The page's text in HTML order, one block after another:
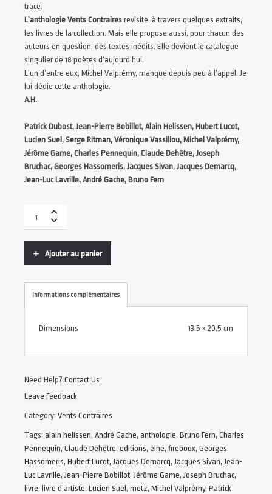
trace.
L’anthologie Vents Contraires revisite, à travers quelques extraits,
les livres de la collection. Mais elle propose aussi, pour chacun des
auteurs en question, des textes inédits. Elle devient le catalogue
singulier de 18 poètes d’aujourd’hui.
L’un d’entre eux, Michel Valprémy, manque depuis peu à l’appel. Je
lui dédie cette anthologie.
A.H.
Patrick Dubost, Jean-Pierre Bobillot, Alain Helissen, Hubert Lucot,
Lucien Suel, Serge Ritman, Véronique Vassiliou, Michel Valprémy,
Jérôme Game, Charles Pennequin, Claude Dehêtre, Joseph
Bruchac, Georges Hassomeris, Jacques Sivan, Jacques Demarcq,
Jean-Luc Lavrille, André Gache, Bruno Fern
Ajouter au panier
Informations complémentaires
Dimensions 13.5 × 20.5 cm
Need Help? Contact Us
Leave Feedback
Category: Vents Contraires
Tags: alain helissen, André Gache, anthologie, Bruno Fern, Charles
Pennequin, Claude Dehêtre, editions, elne, fireboox, Georges
Hassomeris, Hubert Lucot, Jacques Demarcq, Jacques Sivan, Jean-
Luc Lavrille, Jean-Pierre Bobillot, Jérôme Game, Joseph Bruchac,
livre, livre d'artiste, Lucien Suel , metz, Michel Valprémy, Patrick